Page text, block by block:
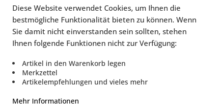
Diese Website verwendet Cookies, um Ihnen die
bestmögliche Funktionalität bieten zu können. Wenn
Sie damit nicht einverstanden sein sollten, stehen
Ihnen folgende Funktionen nicht zur Verfügung:
Artikel in den Warenkorb legen
Merkzettel
Artikelempfehlungen und vieles mehr
Mehr Informationen